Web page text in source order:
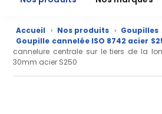
Accueil › Nos produits › Goupilles
Goupille cannelée ISO 8742 acier
cannelure centrale sur le tiers de la
30mm acier S250